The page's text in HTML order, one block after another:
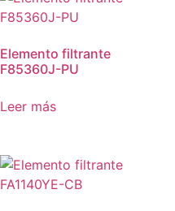
Elemento filtrante
F85360J-PU
Leer más